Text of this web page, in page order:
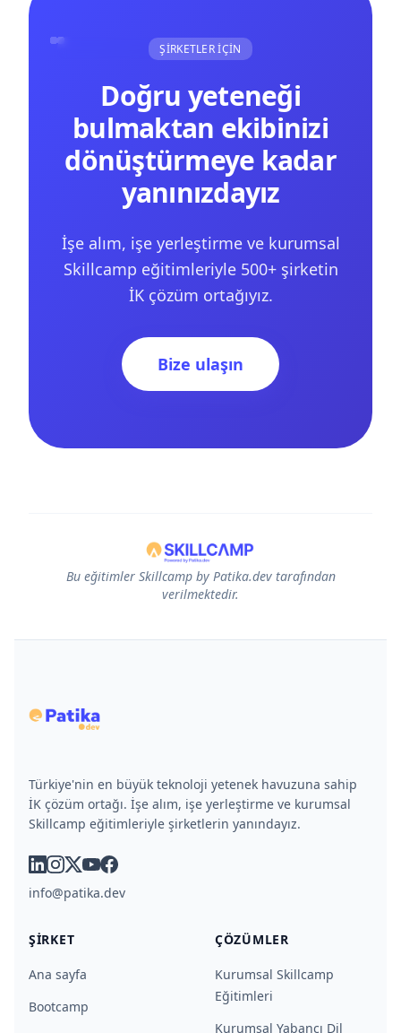
ŞİRKETLER İÇİN
Doğru yeteneği
bulmaktan ekibinizi
dönüştürmeye kadar
yanınızdayız
İşe alım, işe yerleştirme ve kurumsal
Skillcamp eğitimleriyle 500+ şirketin
İK çözüm ortağıyız.
Bize ulaşın
Bu eğitimler Skillcamp by Patika.dev tarafından
verilmektedir.
Türkiye'nin en büyük teknoloji yetenek havuzuna sahip
İK çözüm ortağı. İşe alım, işe yerleştirme ve kurumsal
Skillcamp eğitimleriyle şirketlerin yanındayız.
linkedin
instagram
x youtube
facebook
info@patika.dev
ŞIRKET
Ana sayfa
Bootcamp
ÇÖZÜMLER
Kurumsal Skillcamp
Eğitimleri
Kurumsal Yabancı Dil